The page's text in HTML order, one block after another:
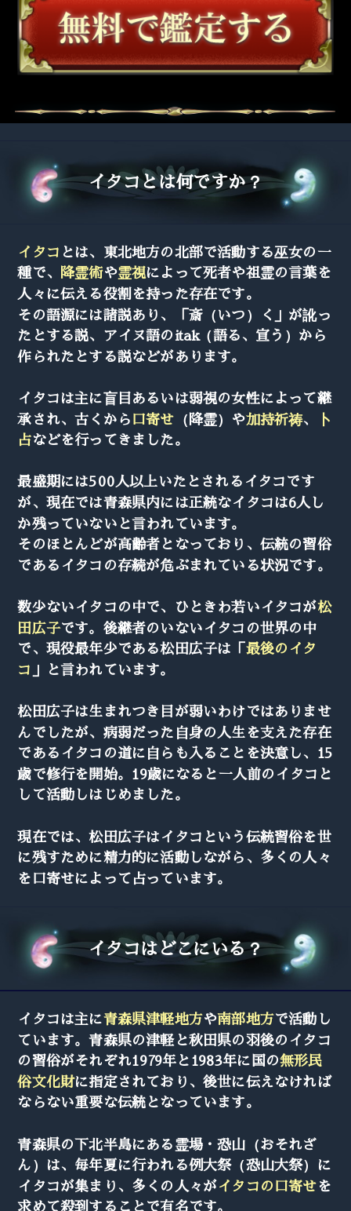
イタコとは何ですか？
イタコ とは、東北地方の北部で活動する巫女の一
種で、 降霊術や霊視によって死者や祖霊の言葉を
人々に伝える役割を持った存在です。
その語源には諸説あり、「斎（いつ）く」が訛っ
たとする説、アイヌ語のitak（語る、宣う）から
作られたとする説などがあります。
イタコは主に盲目あるいは弱視の女性によって継
承され、古くから口寄せ （降霊）や加持祈祷、
卜
占などを行ってきました。
最盛期には500人以上いたとされるイタコです
が、現在では青森県内には正統なイタコは6人し
か残っていないと言われています。
そのほとんどが高齢者となっており、伝統の習俗
であるイタコの存続が危ぶまれている状況です。
数少ないイタコの中で、ひときわ若いイタコが松
田広子です。後継者のいないイタコの世界の中
で、現役最年少である松田広子は「最後のイタ
コ 」と言われています。
松田広子は生まれつき目が弱いわけではありませ
んでしたが、病弱だった自身の人生を支えた存在
であるイタコの道に自らも入ることを決意し、15
歳で修行を開始。19歳になると一人前のイタコと
して活動しはじめました。
現在では、松田広子はイタコという伝統習俗を世
に残すために精力的に活動しながら、多くの人々
を口寄せによって占っています。
イタコはどこにいる？
イタコは主に青森県津軽地方や南部地方で活動し
ています。青森県の津軽と秋田県の羽後のイタコ
の習俗がそれぞれ1979年と1983年に国の無形民
俗文化財に指定されており、後世に伝えなければ
ならない重要な伝統となっています。
青森県の下北半島にある霊場・恐山（おそれざ
ん）は、毎年夏に行われる例大祭（恐山大祭）に
イタコが集まり、多くの人々がイタコの口寄せを
求めて殺到することで有名です。